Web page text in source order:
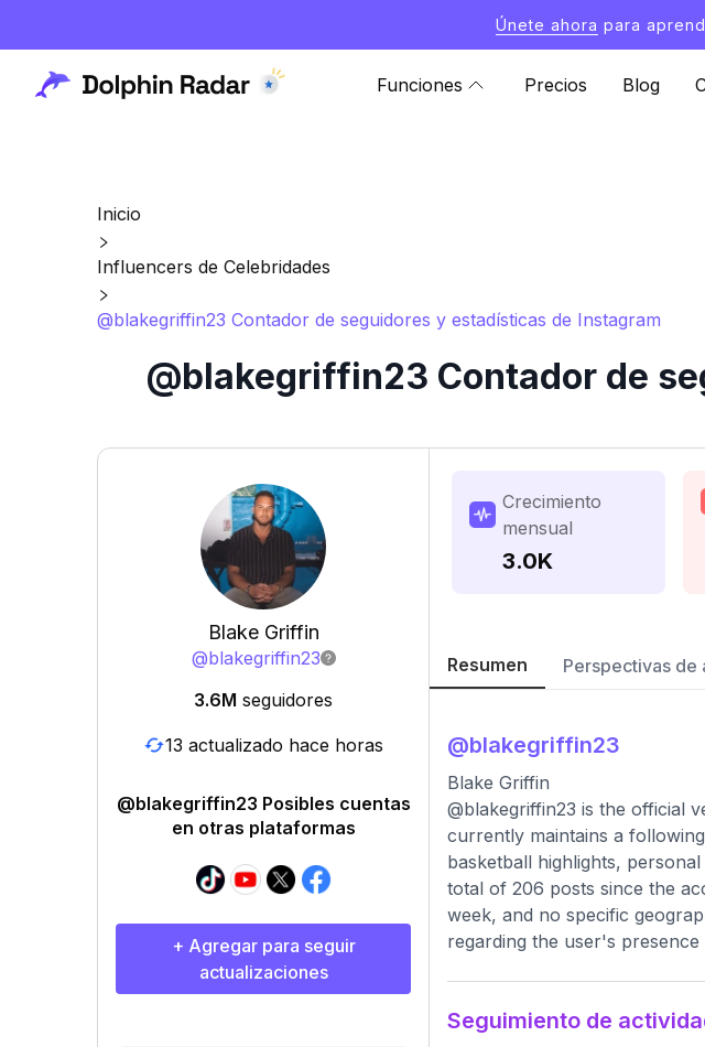
Únete ahora para
Funciones Precios Blog
Inicio
Influencers de Celebridades
@blakegriffin23 Contador de seguidores y estadísticas de Instagram
@blakegriffin23 Contador de
Blake Griffin
@blakegriffin23
3.6M seguidores
13 actualizado hace horas
@blakegriffin23 Posibles cuentas
en otras plataformas
+ Agregar para seguir
actualizaciones
Crecimiento
mensual
3.0K
Resumen Perspectivas de
@blakegriffin23
Blake Griffin
@blakegriffin23 is the official
currently maintains a
basketball highlights,
total of 206 posts since the
week, and no specific
regarding the user's
Seguimiento de